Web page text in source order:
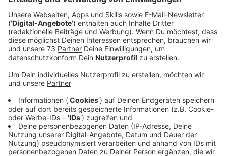
Seitdem der Streamingdienst DAZN auch Champions-
League-Rechte besitzt, müssen Fußballfans sich
immer erst einmal noch vergewissern, wo die
Sky teilt sich die Begegnungen mit DAZN ziemlich
kompliziert auf. Im Free-TV gibt es übrigens keine
einzige Partie zu sehen, da sich ARD, ZDF, RTL oder
Sport1 keine Rechte an der Königsklasse sichern
konnten (Stand: 17.02.).
Anzeige